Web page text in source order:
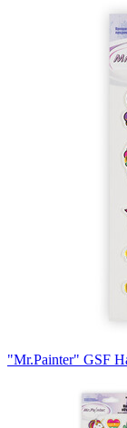
"Mr.Painter" GSF